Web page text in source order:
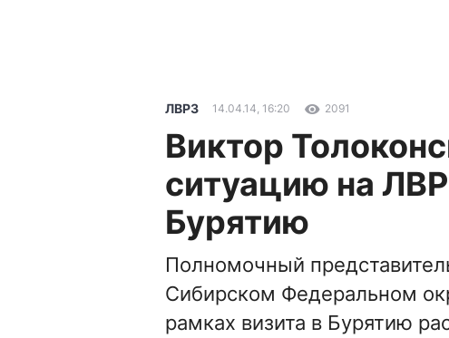
ЛВРЗ 14.04.14, 16:20 2091
Виктор
ситуацию на
Бурятию
Полномочный
Сибирском Федеральном
рамках визита в Бурятию